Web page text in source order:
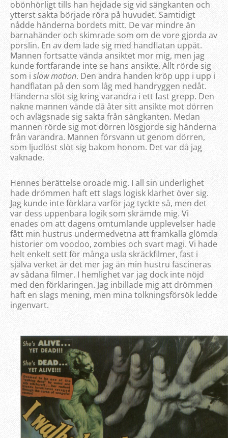
obönhörligt tills han hejdade sig vid sängkanten och
ytterst sakta började röra på huvudet. Samtidigt
nådde händerna bordets mitt. De var mindre än
barnahänder och skimrade som om de vore gjorda av
porslin. En av dem lade sig med handflatan uppåt.
Mannen fortsatte vända ansiktet mor mig, men jag
kunde fortfarande inte se hans ansikte. Allt rörde sig
som i slow motion. Den andra handen kröp upp i upp i
handflatan på den som låg med handryggen nedåt.
Händerna slöt sig kring varandra i ett fast grepp. Den
nakne mannen vände då åter sitt ansikte mot dörren
och avlägsnade sig sakta från sängkanten. Medan
mannen rörde sig mot dörren lösgjorde sig händerna
från varandra. Mannen försvann ut genom dörren,
som ljudlöst slöt sig bakom honom. Det var då jag
vaknade.
Hennes berättelse oroade mig. I all sin underlighet
hade drömmen haft ett slags logisk klarhet över sig.
Jag kunde inte förklara varför jag tyckte så, men det
var dess uppenbara logik som skrämde mig. Vi
enades om att dagens omtumlande upplevelser hade
fått min hustrus undermedvetna att framkalla glömda
historier om voodoo, zombies och svart magi. Vi hade
helt enkelt sett för många usla skräckfilmer, fast i
själva verket är det mer jag än min hustru fascineras
av sådana filmer. I hemlighet var jag dock inte nöjd
med den förklaringen. Jag inbillade mig att drömmen
haft en slags mening, men mina tolkningsförsök ledde
ingenvart.